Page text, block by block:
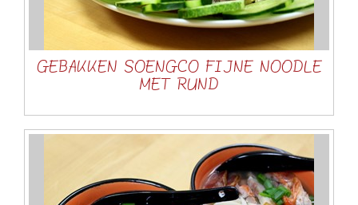
GEBAKKEN SOENGCO FIJNE NOODLE
MET RUND